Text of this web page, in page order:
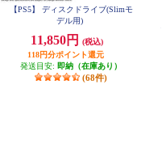
【PS5】 ディスクドライブ(Slimモ
デル用)
11,850円
(税込)
118円分ポイント還元
発送目安: 即納（在庫あり）
(68件)